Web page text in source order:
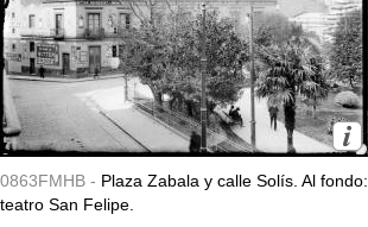
0863FMHB - Plaza Zabala y calle Solís. Al fondo:
teatro San Felipe.